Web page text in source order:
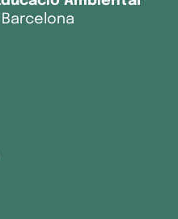
Barcelona